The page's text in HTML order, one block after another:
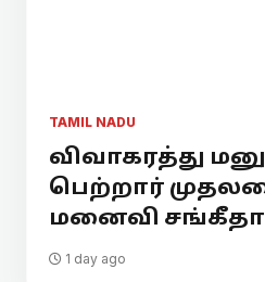
TAMIL NADU
விவாகரத்து
பெற்றார்
மனைவி
1 day ago